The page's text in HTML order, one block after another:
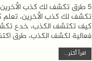
تكشف لك كذب الأخرين،
كيف تكتشف الكذب، خدع تكشف
فعالية لكشف الكذب، طرق
اقرأ أكثر...